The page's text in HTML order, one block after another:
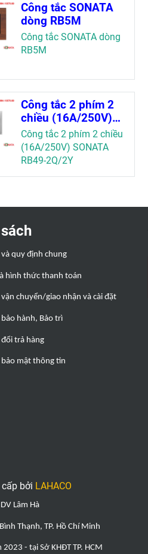
Công tắc SONATA
dòng RB5M
Công tắc SONATA dòng
RB5M
Công tắc 2 phím 2
chiều (16A/250V)
SONATA RB49-
2Q/2Y
Công tắc 2 phím 2 chiều
(16A/250V) SONATA
RB49-2Q/2Y
và quy định chung
hình thức thanh toán
vận chuyển/giao nhận và cài đặt
bảo hành, Bảo trì
đổi trả hàng
bảo mật thông tin
cấp bởi LAHACO
Lâm Hà
Thạnh, TP. Hồ Chí Minh
- tại Sở KHĐT TP. HCM